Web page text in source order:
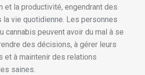
et la productivité, engendrant des
vie quotidienne. Les personnes
cannabis peuvent avoir du mal à se
des décisions, à gérer leurs
et à maintenir des relations
saines.